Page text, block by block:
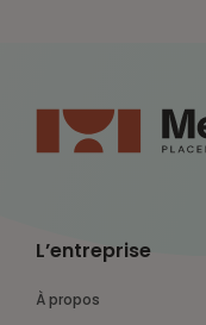
L’entreprise
À propos